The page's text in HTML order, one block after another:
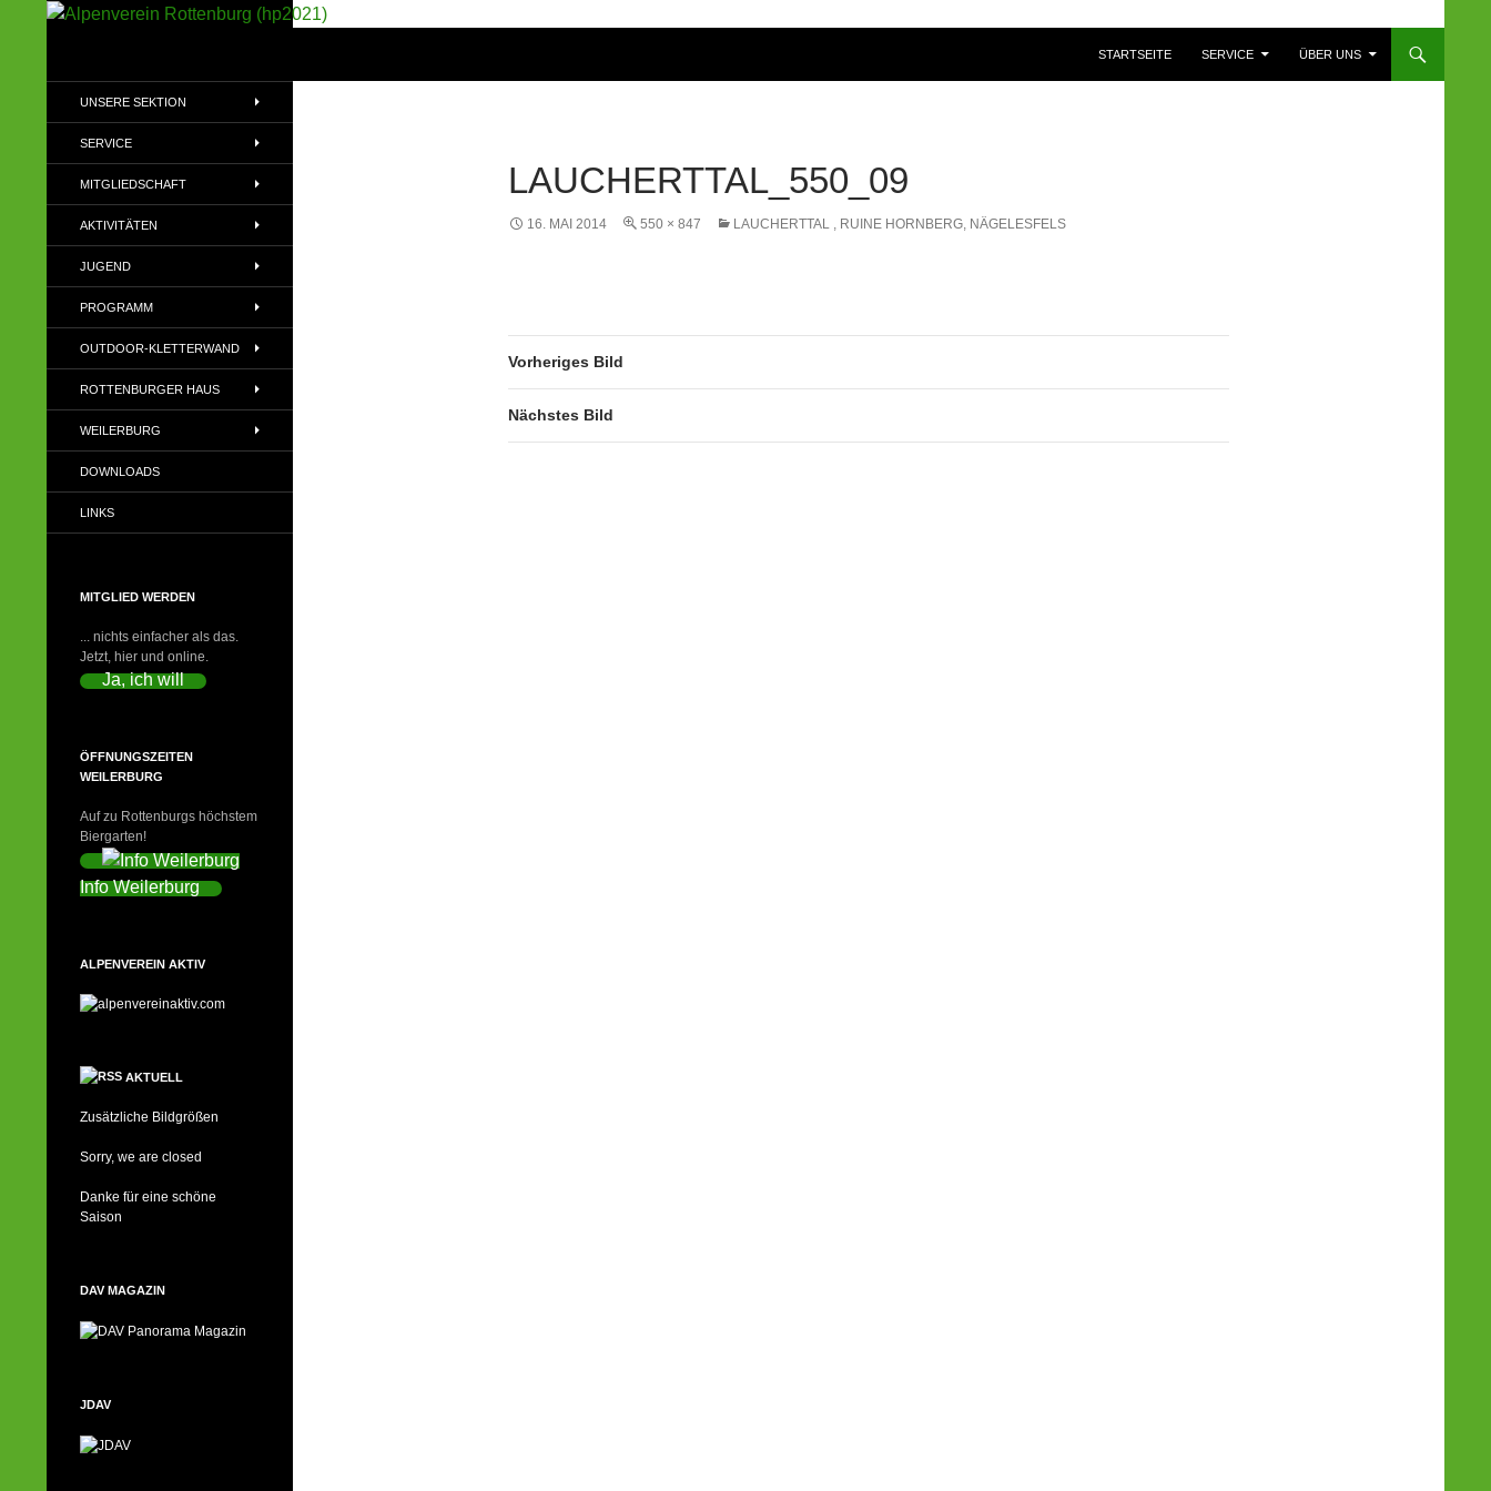
STARTSEITE
SERVICE ÜBER UNS
LAUCHERTTAL_550_09
16. MAI 2014 550 × 847 LAUCHERTTAL , RUINE HORNBERG, NÄGELESFELS
Vorheriges Bild
Nächstes Bild
(DAV)
UNSERE SEKTION
SERVICE
MITGLIEDSCHAFT
AKTIVITÄTEN
JUGEND
PROGRAMM
OUTDOOR-KLETTERWAND
ROTTENBURGER HAUS
WEILERBURG
DOWNLOADS
LINKS
MITGLIED WERDEN
... nichts einfacher als das.
Jetzt, hier und online.
Ja, ich will
ÖFFNUNGSZEITEN
WEILERBURG
Auf zu Rottenburgs höchstem
Biergarten!
Info Weilerburg
ALPENVEREIN AKTIV
AKTUELL
Zusätzliche Bildgrößen
Sorry, we are closed
Danke für eine schöne
Saison
DAV MAGAZIN
JDAV